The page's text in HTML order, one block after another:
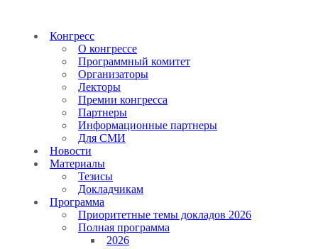
Конгресс
О конгрессе
Программный комитет
Организаторы
Лекторы
Премии конгресса
Партнеры
Информационные партнеры
Для СМИ
Новости
Материалы
Тезисы
Докладчикам
Программа
Приоритетные темы докладов 2026
Полная программа
2026